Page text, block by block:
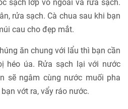
sạch lớp vỏ ngoài và rửa sạch.
rửa sạch. Cà chua sau khi bạn
cau cho đẹp mắt.
ăn chung với lẩu thì bạn cần
héo úa. Rửa sạch lại với nước
sẽ ngâm cùng nước muối pha
vớt ra, vẩy ráo nước.